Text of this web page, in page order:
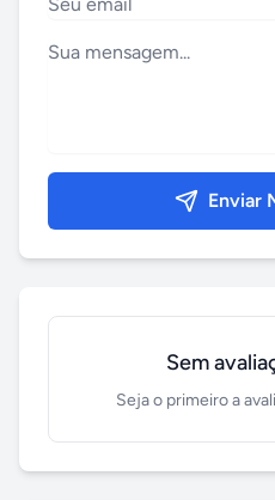
Enviar
Sem
Seja o primeiro a